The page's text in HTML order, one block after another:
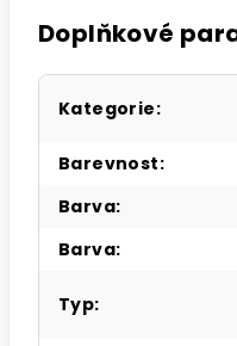
Doplňkové
Kategorie:
Barevnost:
Barva:
Barva:
Typ: